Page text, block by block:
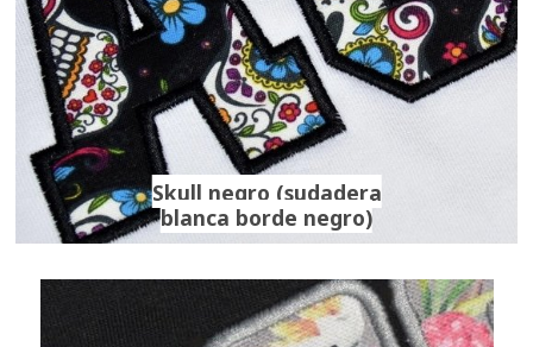
Skull negro (sudadera
blanca borde negro)